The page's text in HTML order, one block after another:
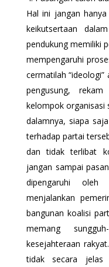
Hal ini jangan
keikutsertaan
pendukung memiliki
mempengaruhi
cermatilah
pengusung,
kelompok organisasi
dalamnya, siapa
terhadap partai
dan tidak terlibat
jangan sampai
dipengaruhi oleh
menjalankan
bangunan koalisi
memang
kesejahteraan
tidak secara jelas